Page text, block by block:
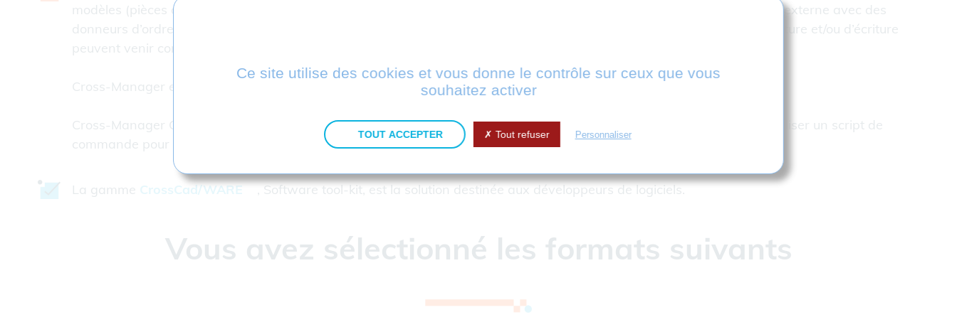
modèles (pièces ou assemblages) en interne lors des phases de conception, de production ou de contrôle mais aussi en externe avec des
donneurs d’ordre, des partenaires ou sous-traitants. De nombreuses combinaisons sont possibles et des modules de lecture et/ou d’écriture
peuvent venir compléter la licence initiale à tout moment.
Cross-Manager est proposé en licence perpétuelle ou annuelle. Les licences peuvent être fixes ou flottantes.
Cross-Manager CLI répond aux besoins d’entreprises dont les méthodes de travail sont très automatisées et qui vont utiliser un script de
commande pour récupérer des fichiers et en stocker les données de façon massive et automatique.
La gamme CrossCad/WARE , Software tool-kit, est la solution destinée aux développeurs de logiciels.
Vous avez sélectionné les formats suivants
Ce site utilise des cookies et vous donne le contrôle sur ceux que vous
souhaitez activer
TOUT ACCEPTER Tout refuser Personnaliser